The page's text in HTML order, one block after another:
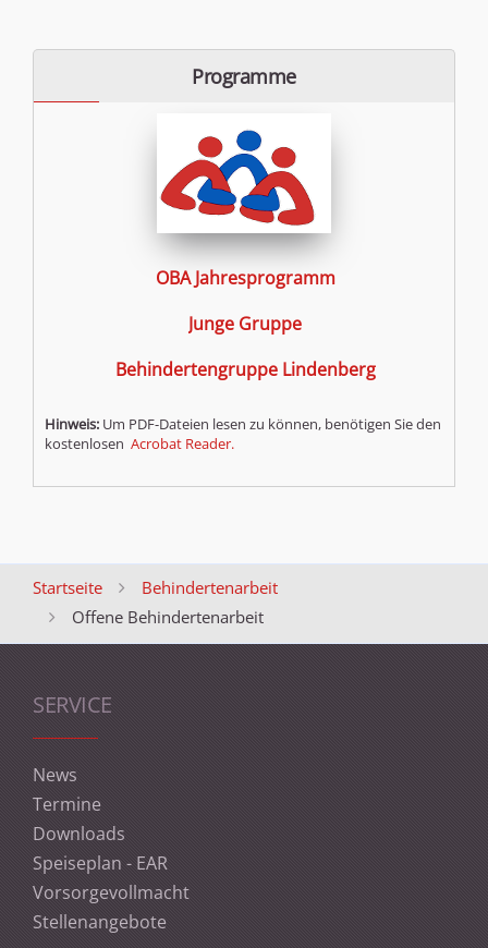
Programme
OBA Jahresprogramm
Junge Gruppe
Behindertengruppe Lindenberg
Hinweis: Um PDF-Dateien lesen zu können, benötigen Sie den
kostenlosen Acrobat Reader.
Startseite
Behindertenarbeit
Offene Behindertenarbeit
SERVICE
News
Termine
Downloads
Speiseplan - EAR
Vorsorgevollmacht
Stellenangebote